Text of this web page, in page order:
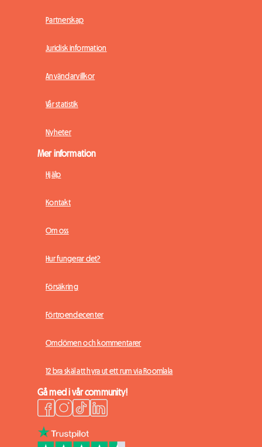
Partnerskap
Juridisk information
Användarvillkor
Vår statistik
Nyheter
Mer information
Hjälp
Kontakt
Om oss
Hur fungerar det?
Försäkring
Förtroendecenter
Omdömen och kommentarer
12 bra skäl att hyra ut ett rum via Roomlala
Gå med i vår community!